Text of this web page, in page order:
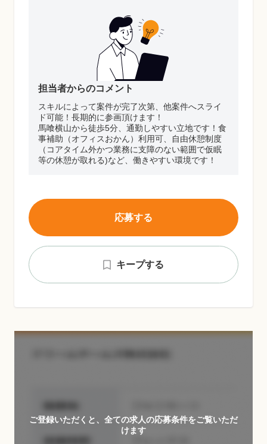
担当者からのコメント
スキルによって案件が完了次第、他案件へスライ
ド可能！長期的に参画頂けます！
馬喰横山から徒歩5分、通勤しやすい立地です！食
事補助（オフィスおかん）利用可、自由休憩制度
（コアタイム外かつ業務に支障のない範囲で仮眠
等の休憩が取れる)など、働きやすい環境です！
キープする
応募する
ご登録いただくと、全ての求人の応募条件をご覧いただ
けます